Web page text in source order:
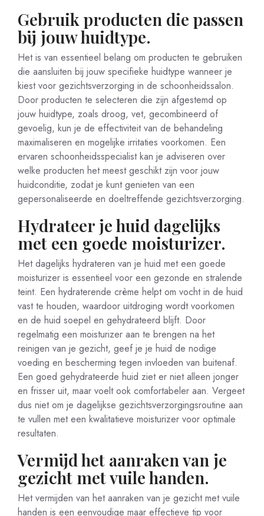
Gebruik producten die passen
bij jouw huidtype.
Het is van essentieel belang om producten te gebruiken
die aansluiten bij jouw specifieke huidtype wanneer je
kiest voor gezichtsverzorging in de schoonheidssalon.
Door producten te selecteren die zijn afgestemd op
jouw huidtype, zoals droog, vet, gecombineerd of
gevoelig, kun je de effectiviteit van de behandeling
maximaliseren en mogelijke irritaties voorkomen. Een
ervaren schoonheidsspecialist kan je adviseren over
welke producten het meest geschikt zijn voor jouw
huidconditie, zodat je kunt genieten van een
gepersonaliseerde en doeltreffende gezichtsverzorging.
Hydrateer je huid dagelijks
met een goede moisturizer.
Het dagelijks hydrateren van je huid met een goede
moisturizer is essentieel voor een gezonde en stralende
teint. Een hydraterende crème helpt om vocht in de huid
vast te houden, waardoor uitdroging wordt voorkomen
en de huid soepel en gehydrateerd blijft. Door
regelmatig een moisturizer aan te brengen na het
reinigen van je gezicht, geef je je huid de nodige
voeding en bescherming tegen invloeden van buitenaf.
Een goed gehydrateerde huid ziet er niet alleen jonger
en frisser uit, maar voelt ook comfortabeler aan. Vergeet
dus niet om je dagelijkse gezichtsverzorgingsroutine aan
te vullen met een kwalitatieve moisturizer voor optimale
resultaten.
Vermijd het aanraken van je
gezicht met vuile handen.
Het vermijden van het aanraken van je gezicht met vuile
handen is een eenvoudige maar effectieve tip voor